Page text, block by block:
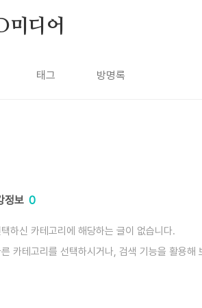
미디어
태그 방명록
정보 0
택하신 카테고리에 해당하는 글이 없습니다.
른 카테고리를 선택하시거나, 검색 기능을 활용해